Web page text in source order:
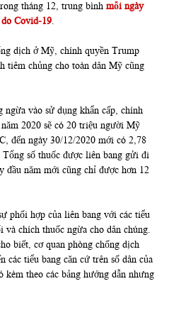
tháng 12, trung bình mỗi ngày
Covid-19.
dịch ở Mỹ, chính quyền Trump
tiêm chủng cho toàn dân Mỹ cũng
vào sử dụng khẩn cấp, chính
2020 sẽ có 20 triệu người Mỹ
đến ngày 30/12/2020 mới có 2,78
số thuốc được liên bang gửi đi
đầu năm mới cũng chỉ được hơn 12
phối hợp của liên bang với các tiểu
chích thuốc ngừa cho dân chúng.
biết, cơ quan phòng chống dịch
các tiểu bang căn cứ trên số dân của
kèm theo các bảng hướng dẫn nhưng